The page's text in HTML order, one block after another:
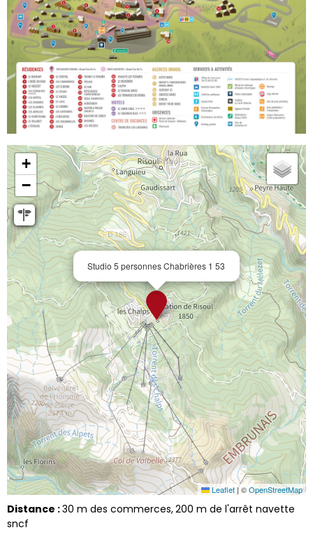
Studio 5 personnes Chabrières 1 53
+
−
Leaflet |©OpenStreetMap
Distance :30 m des commerces 200 m de l'arrêt navette
sncf